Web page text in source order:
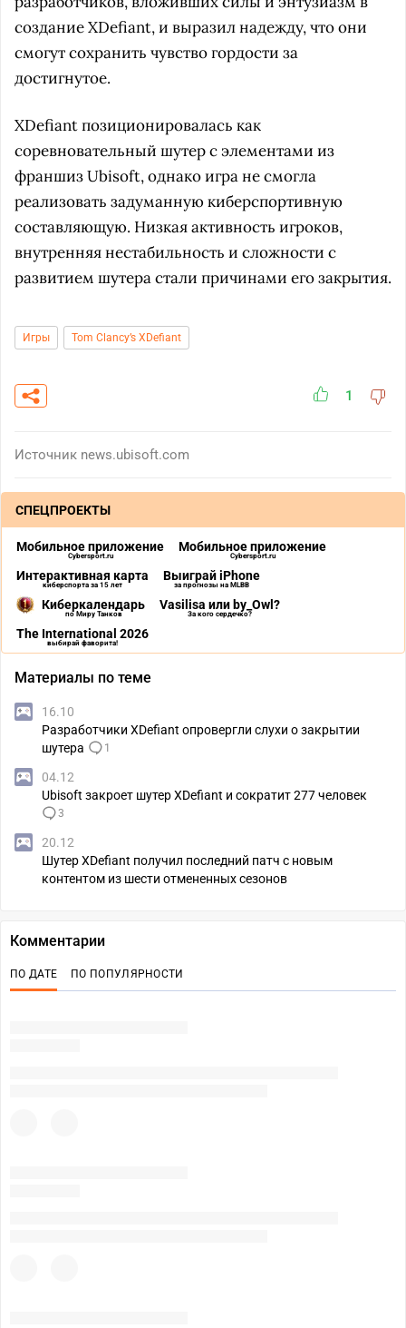
создание XDefiant, и выразил надежду, что они
смогут сохранить чувство гордости за
достигнутое.
XDefiant позиционировалась как
соревновательный шутер с элементами из
франшиз Ubisoft, однако игра не смогла
реализовать задуманную киберспортивную
составляющую. Низкая активность игроков,
внутренняя нестабильность и сложности с
развитием шутера стали причинами его закрытия.
Игры Tom Clancy’s XDefiant
1
Источник news.ubisoft.com
СПЕЦПРОЕКТЫ
Мобильное приложение
Cybersport.ru
Мобильное приложение
Cybersport.ru
Интерактивная карта
киберспорта за 15 лет
Выиграй iPhone
за прогнозы на MLBB
Киберкалендарь
по Миру Танков
Vasilisa или by_Owl?
За кого сердечко?
The International 2026
выбирай фаворита!
Материалы по теме
16.10
Разработчики XDefiant опровергли слухи о закрытии
шутера
1
04.12
Ubisoft закроет шутер XDefiant и сократит 277 человек
3
20.12
Шутер XDefiant получил последний патч с новым
контентом из шести отмененных сезонов
Комментарии
ПО ДАТЕ ПО ПОПУЛЯРНОСТИ